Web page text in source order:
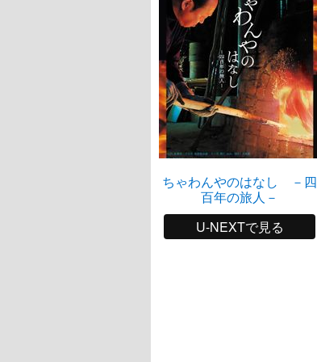
ちゃわんやのはなし －四
百年の旅人－
U-NEXTで見る